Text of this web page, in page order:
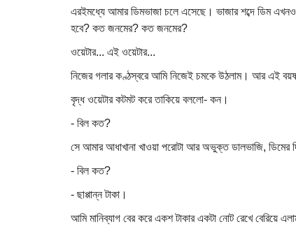
এরইমধ্যে আমার ডিমভাজা চলে এসেছে। ভাজার শব্দে ডিম
হবে? কত জনমের? কত জনমের?
ওয়েটার... এই ওয়েটার...
নিজের গলার কণ্ঠস্বরে আমি নিজেই চমকে উঠলাম। আর এই
বৃদ্ধ ওয়েটার কটমট করে তাকিয়ে বললো- কন।
- বিল কত?
সে আমার আধাখানা খাওয়া পরোটা আর অভুক্ত ডালভাজি, ডিমের
- বিল কত?
- ছাপ্পান্ন টাকা।
আমি মানিব্যাগ বের করে একশ টাকার একটা নোট রেখে বেরিয়ে